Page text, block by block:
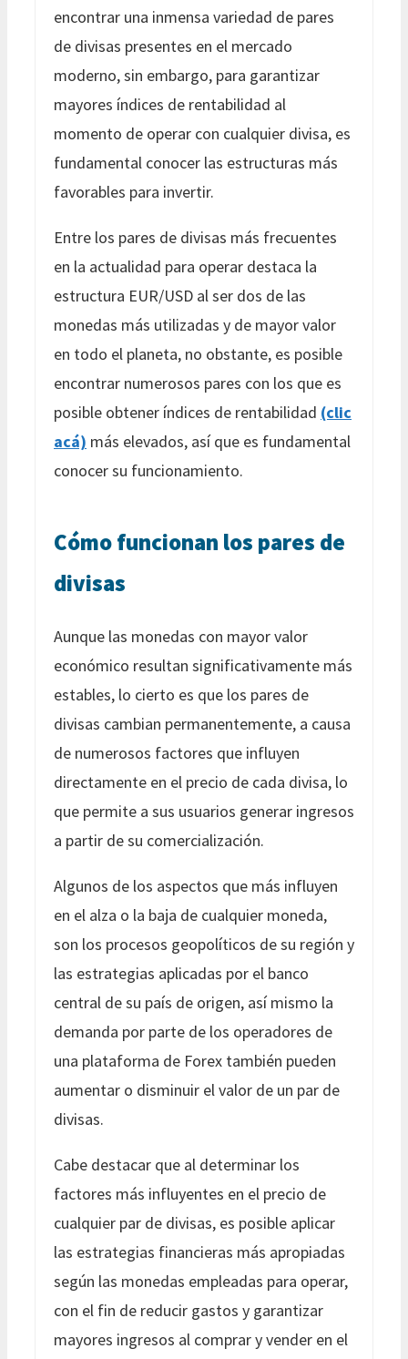
encontrar una inmensa variedad de pares
de divisas presentes en el mercado
moderno, sin embargo, para garantizar
mayores índices de rentabilidad al
momento de operar con cualquier divisa, es
fundamental conocer las estructuras más
favorables para invertir.
Entre los pares de divisas más frecuentes
en la actualidad para operar destaca la
estructura EUR/USD al ser dos de las
monedas más utilizadas y de mayor valor
en todo el planeta, no obstante, es posible
encontrar numerosos pares con los que es
posible obtener índices de rentabilidad (clic
acá) más elevados, así que es fundamental
conocer su funcionamiento.
Cómo funcionan los pares de
divisas
Aunque las monedas con mayor valor
económico resultan significativamente más
estables, lo cierto es que los pares de
divisas cambian permanentemente, a causa
de numerosos factores que influyen
directamente en el precio de cada divisa, lo
que permite a sus usuarios generar ingresos
a partir de su comercialización.
Algunos de los aspectos que más influyen
en el alza o la baja de cualquier moneda,
son los procesos geopolíticos de su región y
las estrategias aplicadas por el banco
central de su país de origen, así mismo la
demanda por parte de los operadores de
una plataforma de Forex también pueden
aumentar o disminuir el valor de un par de
divisas.
Cabe destacar que al determinar los
factores más influyentes en el precio de
cualquier par de divisas, es posible aplicar
las estrategias financieras más apropiadas
según las monedas empleadas para operar,
con el fin de reducir gastos y garantizar
mayores ingresos al comprar y vender en el